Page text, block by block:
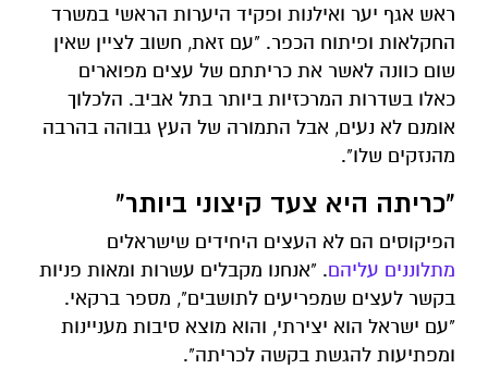
ראש אגף יער ואילנות ופקיד היערות הראשי במשרד
החקלאות ופיתוח הכפר. "עם זאת, חשוב לציין שאין
שום כוונה לאשר את כריתתם של עצים מפוארים
כאלו בשדרות המרכזיות ביותר בתל אביב. הלכלוך
אומנם לא נעים, אבל התמורה של העץ גבוהה בהרבה
מהנזקים שלו".
"כריתה היא צעד קיצוני ביותר"
הפיקוסים הם לא העצים היחידים שישראלים
מתלוננים עליהם. "אנחנו מקבלים עשרות ומאות פניות
בקשר לעצים שמפריעים לתושבים", מספר ברקאי.
"עם ישראל הוא יצירתי, והוא מוצא סיבות מעניינות
ומפתיעות להגשת בקשה לכריתה".